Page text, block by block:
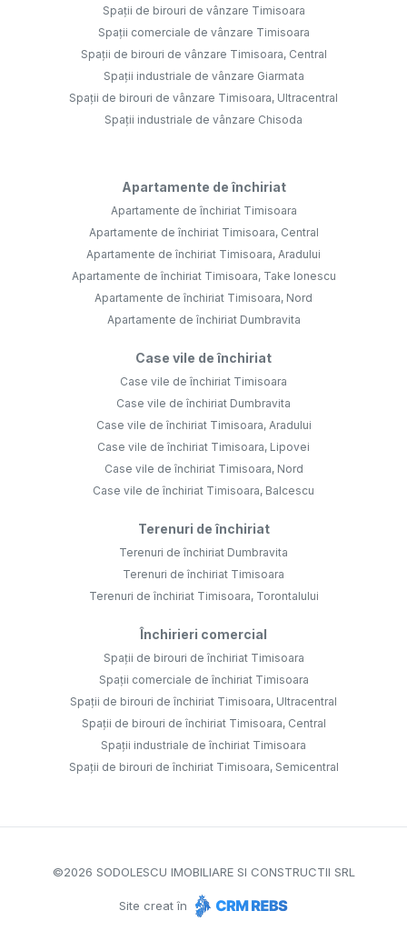
Spații de birouri de vânzare Timisoara
Spații comerciale de vânzare Timisoara
Spații de birouri de vânzare Timisoara, Central
Spații industriale de vânzare Giarmata
Spații de birouri de vânzare Timisoara, Ultracentral
Spații industriale de vânzare Chisoda
Apartamente de închiriat
Apartamente de închiriat Timisoara
Apartamente de închiriat Timisoara, Central
Apartamente de închiriat Timisoara, Aradului
Apartamente de închiriat Timisoara, Take Ionescu
Apartamente de închiriat Timisoara, Nord
Apartamente de închiriat Dumbravita
Case vile de închiriat
Case vile de închiriat Timisoara
Case vile de închiriat Dumbravita
Case vile de închiriat Timisoara, Aradului
Case vile de închiriat Timisoara, Lipovei
Case vile de închiriat Timisoara, Nord
Case vile de închiriat Timisoara, Balcescu
Terenuri de închiriat
Terenuri de închiriat Dumbravita
Terenuri de închiriat Timisoara
Terenuri de închiriat Timisoara, Torontalului
Închirieri comercial
Spații de birouri de închiriat Timisoara
Spații comerciale de închiriat Timisoara
Spații de birouri de închiriat Timisoara, Ultracentral
Spații de birouri de închiriat Timisoara, Central
Spații industriale de închiriat Timisoara
Spații de birouri de închiriat Timisoara, Semicentral
©2026 SODOLESCU IMOBILIARE SI CONSTRUCTII SRL
Site creat în